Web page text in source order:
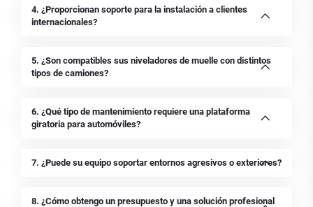
4. ¿Proporcionan soporte para la instalación a clientes
internacionales?
5. ¿Son compatibles sus niveladores de muelle con distintos
tipos de camiones?
6. ¿Qué tipo de mantenimiento requiere una plataforma
giratoria para automóviles?
7. ¿Puede su equipo soportar entornos agresivos o exteriores?
8. ¿Cómo obtengo un presupuesto y una solución profesional